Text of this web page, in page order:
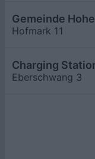
Gemeinde
Hofmark 11
Charging
Eberschwang 3